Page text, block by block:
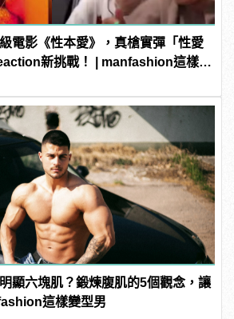
電影《性本愛》，真槍實彈「性愛
新挑戰！ | manfashion這樣變
顯六塊肌？鍛煉腹肌的5個觀念，讓
這樣變型男